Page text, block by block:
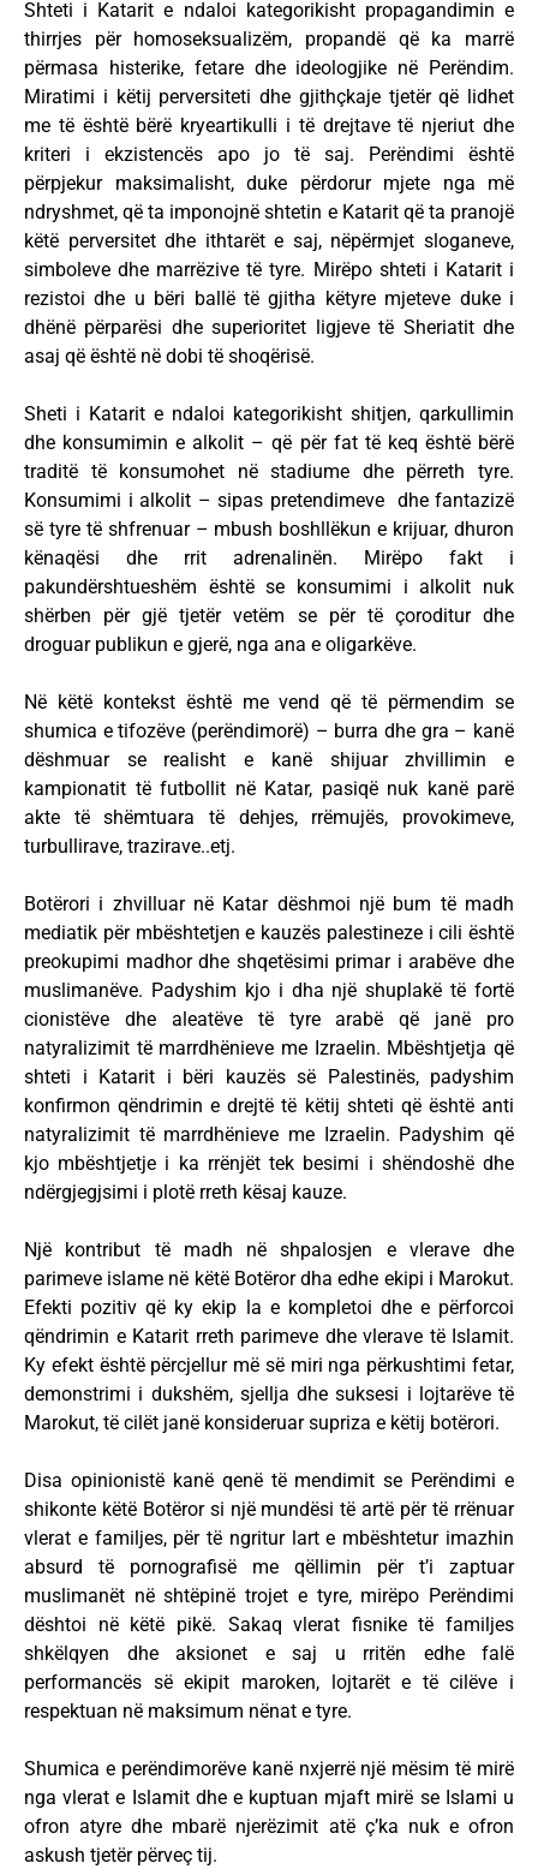
Shteti i Katarit e ndaloi kategorikisht propagandimin e
thirrjes për homoseksualizëm, propandë që ka marrë
përmasa histerike, fetare dhe ideologjike në Perëndim.
Miratimi i këtij perversiteti dhe gjithçkaje tjetër që lidhet
me të është bërë kryeartikulli i të drejtave të njeriut dhe
kriteri i ekzistencës apo jo të saj. Perëndimi është
përpjekur maksimalisht, duke përdorur mjete nga më
ndryshmet, që ta imponojnë shtetin e Katarit që ta pranojë
këtë perversitet dhe ithtarët e saj, nëpërmjet sloganeve,
simboleve dhe marrëzive të tyre. Mirëpo shteti i Katarit i
rezistoi dhe u bëri ballë të gjitha këtyre mjeteve duke i
dhënë përparësi dhe superioritet ligjeve të Sheriatit dhe
asaj që është në dobi të shoqërisë.
Sheti i Katarit e ndaloi kategorikisht shitjen, qarkullimin
dhe konsumimin e alkolit – që për fat të keq është bërë
traditë të konsumohet në stadiume dhe përreth tyre.
Konsumimi i alkolit – sipas pretendimeve dhe fantazizë
së tyre të shfrenuar – mbush boshllëkun e krijuar, dhuron
kënaqësi dhe rrit adrenalinën. Mirëpo fakt i
pakundërshtueshëm është se konsumimi i alkolit nuk
shërben për gjë tjetër vetëm se për të çoroditur dhe
droguar publikun e gjerë, nga ana e oligarkëve.
Në këtë kontekst është me vend që të përmendim se
shumica e tifozëve (perëndimorë) – burra dhe gra – kanë
dëshmuar se realisht e kanë shijuar zhvillimin e
kampionatit të futbollit në Katar, pasiqë nuk kanë parë
akte të shëmtuara të dehjes, rrëmujës, provokimeve,
turbullirave, trazirave..etj.
Botërori i zhvilluar në Katar dëshmoi një bum të madh
mediatik për mbështetjen e kauzës palestineze i cili është
preokupimi madhor dhe shqetësimi primar i arabëve dhe
muslimanëve. Padyshim kjo i dha një shuplakë të fortë
cionistëve dhe aleatëve të tyre arabë që janë pro
natyralizimit të marrdhënieve me Izraelin. Mbështjetja që
shteti i Katarit i bëri kauzës së Palestinës, padyshim
konfirmon qëndrimin e drejtë të këtij shteti që është anti
natyralizimit të marrdhënieve me Izraelin. Padyshim që
kjo mbështjetje i ka rrënjët tek besimi i shëndoshë dhe
ndërgjegjsimi i plotë rreth kësaj kauze.
Një kontribut të madh në shpalosjen e vlerave dhe
parimeve islame në këtë Botëror dha edhe ekipi i Marokut.
Efekti pozitiv që ky ekip la e kompletoi dhe e përforcoi
qëndrimin e Katarit rreth parimeve dhe vlerave të Islamit.
Ky efekt është përcjellur më së miri nga përkushtimi fetar,
demonstrimi i dukshëm, sjellja dhe suksesi i lojtarëve të
Marokut, të cilët janë konsideruar supriza e këtij botërori.
Disa opinionistë kanë qenë të mendimit se Perëndimi e
shikonte këtë Botëror si një mundësi të artë për të rrënuar
vlerat e familjes, për të ngritur lart e mbështetur imazhin
absurd të pornografisë me qëllimin për t’i zaptuar
muslimanët në shtëpinë trojet e tyre, mirëpo Perëndimi
dështoi në këtë pikë. Sakaq vlerat fisnike të familjes
shkëlqyen dhe aksionet e saj u rritën edhe falë
performancës së ekipit maroken, lojtarët e të cilëve i
respektuan në maksimum nënat e tyre.
Shumica e perëndimorëve kanë nxjerrë një mësim të mirë
nga vlerat e Islamit dhe e kuptuan mjaft mirë se Islami u
ofron atyre dhe mbarë njerëzimit atë ç’ka nuk e ofron
askush tjetër përveç tij.